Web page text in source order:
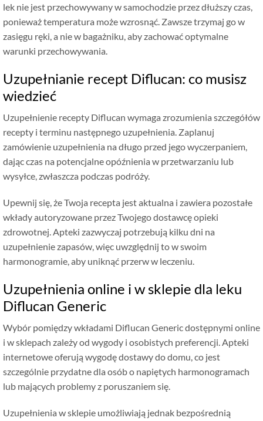
lek nie jest przechowywany w samochodzie przez dłuższy czas,
ponieważ temperatura może wzrosnąć. Zawsze trzymaj go w
zasięgu ręki, a nie w bagażniku, aby zachować optymalne
warunki przechowywania.
Uzupełnianie recept Diflucan: co musisz
wiedzieć
Uzupełnienie recepty Diflucan wymaga zrozumienia szczegółów
recepty i terminu następnego uzupełnienia. Zaplanuj
zamówienie uzupełnienia na długo przed jego wyczerpaniem,
dając czas na potencjalne opóźnienia w przetwarzaniu lub
wysyłce, zwłaszcza podczas podróży.
Upewnij się, że Twoja recepta jest aktualna i zawiera pozostałe
wkłady autoryzowane przez Twojego dostawcę opieki
zdrowotnej. Apteki zazwyczaj potrzebują kilku dni na
uzupełnienie zapasów, więc uwzględnij to w swoim
harmonogramie, aby uniknąć przerw w leczeniu.
Uzupełnienia online i w sklepie dla leku
Diflucan Generic
Wybór pomiędzy wkładami Diflucan Generic dostępnymi online
i w sklepach zależy od wygody i osobistych preferencji. Apteki
internetowe oferują wygodę dostawy do domu, co jest
szczególnie przydatne dla osób o napiętych harmonogramach
lub mających problemy z poruszaniem się.
Uzupełnienia w sklepie umożliwiają jednak bezpośrednią